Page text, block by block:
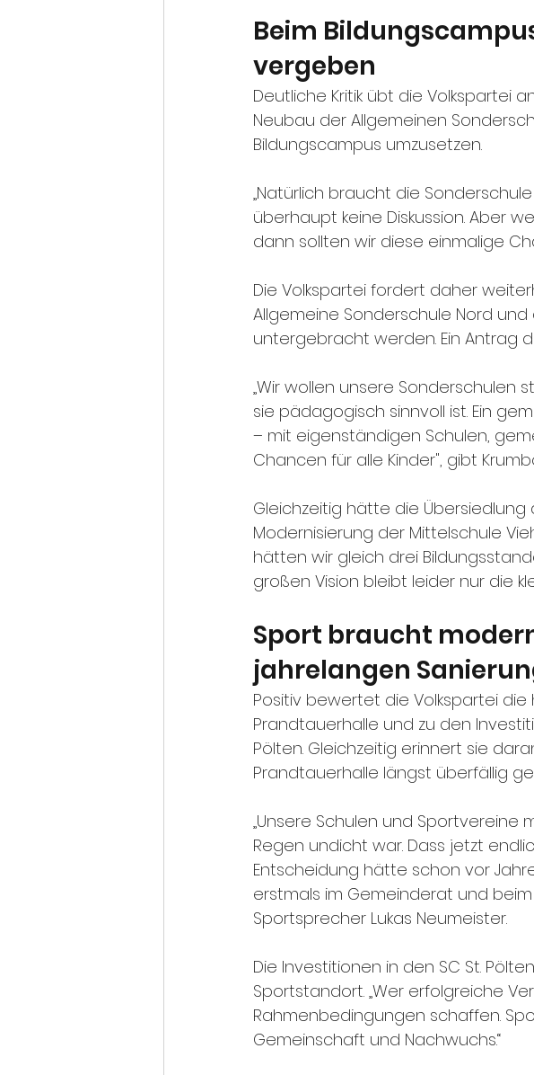
Beim
vergeben
Deutliche Kritik übt die Volkspartei
Neubau der Allgemeinen
Bildungscampus umzusetzen.
„Natürlich braucht die
überhaupt keine Diskussion. Aber
dann sollten wir diese einmalige
Die Volkspartei fordert daher
Allgemeine Sonderschule Nord
untergebracht werden. Ein Antrag
„Wir wollen unsere Sonderschulen
sie pädagogisch sinnvoll ist. Ein
– mit eigenständigen Schulen,
Chancen für alle Kinder", gibt
Gleichzeitig hätte die
Modernisierung der Mittelschule
hätten wir gleich drei
großen Vision bleibt leider nur die
Sport braucht
jahrelangen
Positiv bewertet die Volkspartei
Prandtauerhalle und zu den
Pölten. Gleichzeitig erinnert sie
Prandtauerhalle längst überfällig
„Unsere Schulen und Sportvereine
Regen undicht war. Dass jetzt
Entscheidung hätte schon vor
erstmals im Gemeinderat und
Sportsprecher Lukas Neumeister.
Die Investitionen in den SC St.
Sportstandort. „Wer erfolgreiche
Rahmenbedingungen schaffen.
Gemeinschaft und Nachwuchs.“